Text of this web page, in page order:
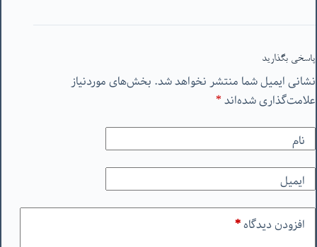
پاسخی بگذارید
نشانی ایمیل شما منتشر نخواهد شد. بخش‌های موردنیاز
علامت‌گذاری شده‌اند*
نام
ایمیل
افزودن دیدگاه*